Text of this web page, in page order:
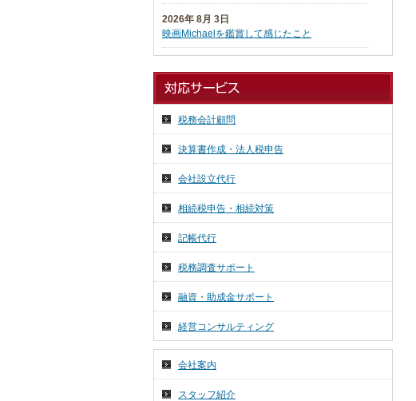
2026年 8月 3日
映画Michaelを鑑賞して感じたこと
日本税理士企業年金基金代議員会
2026年 7月 27日
日本税理士会連合会総会
2026年 7月 16日
祇園祭り 前祭
2026年 7月 15日
気ままに投稿
2026年 7月 14日
７月の京都へ
2026年 7月 1日
令和８年７月分税務ニュース☆彡
2026年 6月 26日
～和歌山の名勝・重要文化財～
税務会計顧問
決算書作成・法人税申告
会社設立代行
相続税申告・相続対策
記帳代行
税務調査サポート
融資・助成金サポート
経営コンサルティング
会社案内
スタッフ紹介